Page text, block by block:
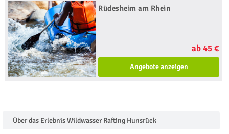
Rüdesheim am Rhein
ab 45 €
Angebote anzeigen
Über das Erlebnis Wildwasser Rafting Hunsrück